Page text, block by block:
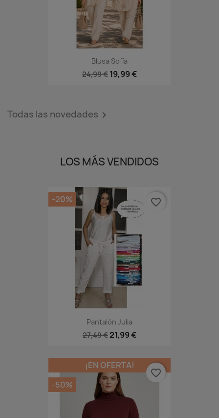
Blusa Sofía
24,99 € 19,99 €
Todas las novedades 
LOS MÁS VENDIDOS
Pantalón Julia
27,49 € 21,99 €
-20% favorite_border
¡EN OFERTA!
-50%
favorite_border